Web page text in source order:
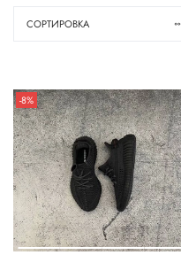
СОРТИРОВКА
-8%